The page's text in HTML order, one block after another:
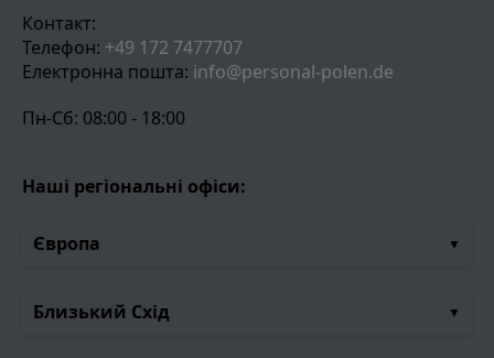
Контакт:
Телефон: +49 172 7477707
Електронна пошта: info@personal-polen.de
Пн-Сб: 08:00 - 18:00
Наші регіональні офіси:
Європа
Близький Схід